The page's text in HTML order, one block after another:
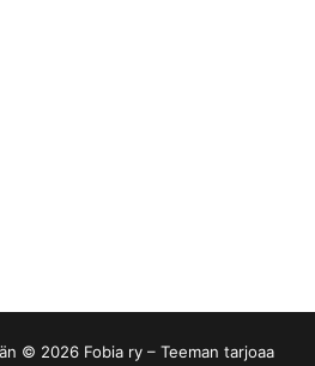
© 2026 Fobia ry – Teeman tarjoaa